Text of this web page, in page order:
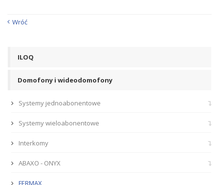
Wróć
ILOQ
Domofony i wideodomofony
Systemy jednoabonentowe
Systemy wieloabonentowe
Interkomy
ABAXO - ONYX
FERMAX